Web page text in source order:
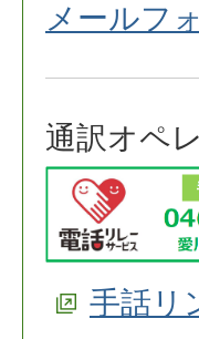
メールフ
通訳オペ
手話リ